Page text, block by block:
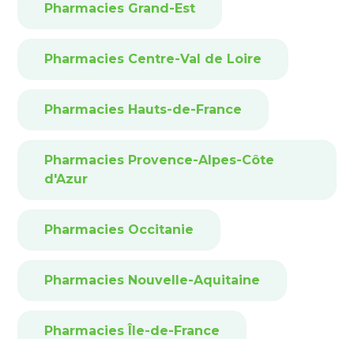
Pharmacies Grand-Est
Pharmacies Centre-Val de Loire
Pharmacies Hauts-de-France
Pharmacies Provence-Alpes-Côte
d'Azur
Pharmacies Occitanie
Pharmacies Nouvelle-Aquitaine
Pharmacies Île-de-France